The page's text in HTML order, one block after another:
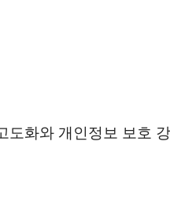
도화와 개인정보 보호